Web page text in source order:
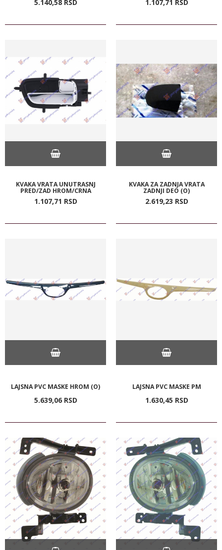
5.140,58 RSD 1.107,71 RSD
KVAKA VRATA UNUTRASNJ
PRED/ZAD HROM/CRNA
1.107,71 RSD
KVAKA ZA ZADNJA VRATA
ZADNJI DEO (O)
2.619,23 RSD
LAJSNA PVC MASKE HROM (O)
5.639,06 RSD
LAJSNA PVC MASKE PM
1.630,45 RSD